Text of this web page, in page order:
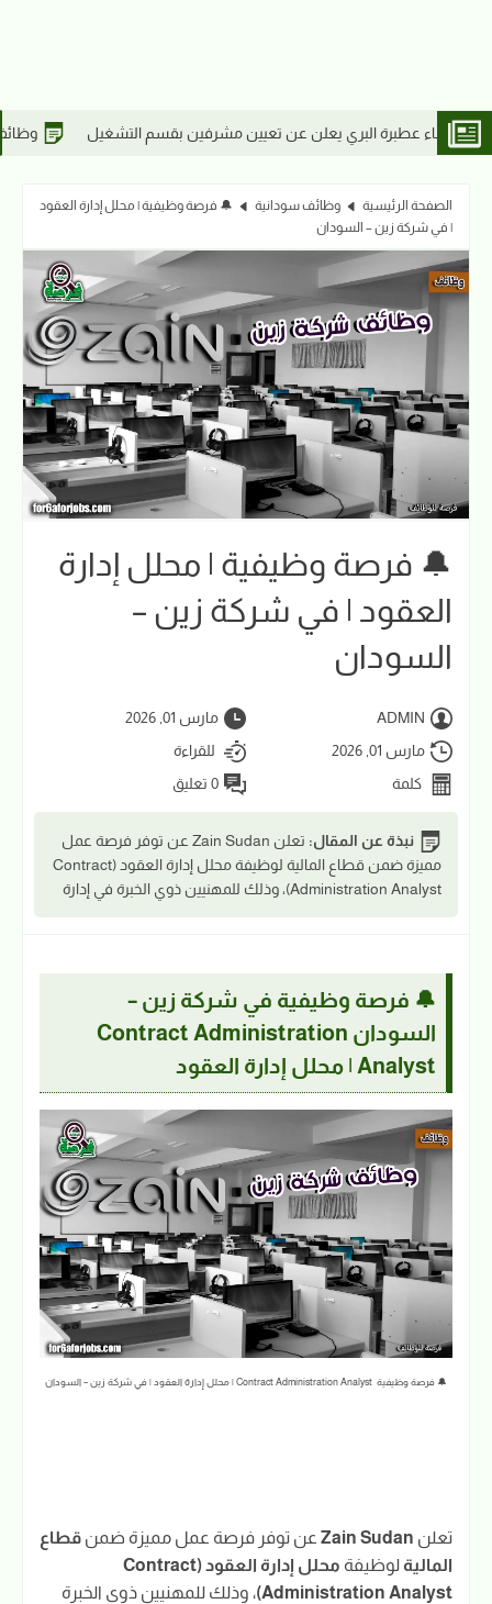
وظائف السودان | إعلان تجنيد القطاع الشرقي
الصفحة الرئيسية وظائف سودانية
🔔 فرصة وظيفية | محلل إدارة العقود
| في شركة زين – السودان
🔔 فرصة وظيفية | محلل إدارة
العقود | في شركة زين –
السودان
ADMIN
مارس 01, 2026
مارس 01, 2026
للقراءة
كلمة
0 تعليق
نبذة عن المقال:
تعلن Zain Sudan عن توفر فرصة عمل
مميزة ضمن قطاع المالية لوظيفة محلل إدارة العقود (Contract
Administration Analyst)، وذلك للمهنيين ذوي الخبرة في إدارة
🔔 فرصة وظيفية في شركة زين –
السودان Contract Administration
Analyst | محلل إدارة العقود
🔔 فرصة وظيفية Contract Administration Analyst | محلل إدارة العقود | في شركة زين – السودان
تعلن Zain Sudan عن توفر فرصة عمل مميزة ضمن قطاع
المالية لوظيفة
محلل إدارة العقود (Contract
Administration Analyst) ، وذلك للمهنيين ذوي الخبرة